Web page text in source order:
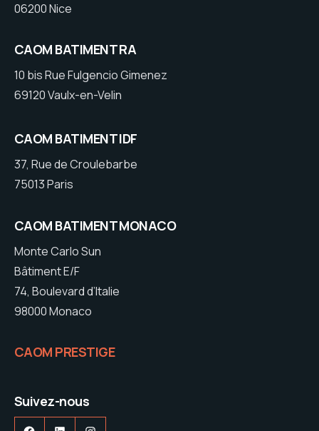
06200 Nice
CAOM BATIMENT RA
10 bis Rue Fulgencio Gimenez
69120 Vaulx-en-Velin
CAOM BATIMENT IDF
37, Rue de Croulebarbe
75013 Paris
CAOM BATIMENT MONACO
Monte Carlo Sun
Bâtiment E/F
74, Boulevard d’Italie
98000 Monaco
CAOM PRESTIGE
Suivez-nous